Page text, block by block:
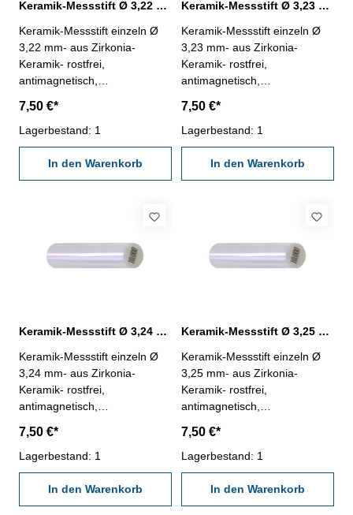
Keramik-Messstift Ø 3,22 mm ± 0,0015 mm
Keramik-Messstift einzeln Ø
3,22 mm- aus Zirkonia-
Keramik- rostfrei,
antimagnetisch,
1250- Werkstatt-Ausführung-
Länge 50 mm- Genauigkeit <
± 0,0015 mm- in Kunststoff-
7,50 €*
Lagerbestand: 1
In den Warenkorb
Keramik-Messstift Ø 3,23 mm ± 0,0015 mm
Keramik-Messstift einzeln Ø
3,23 mm- aus Zirkonia-
Keramik- rostfrei,
antimagnetisch,
1250- Werkstatt-Ausführung-
Länge 50 mm- Genauigkeit <
± 0,0015 mm- in Kunststoff-
7,50 €*
Lagerbestand: 1
In den Warenkorb
Keramik-Messstift Ø 3,24 mm ± 0,0015 mm
Keramik-Messstift einzeln Ø
3,24 mm- aus Zirkonia-
Keramik- rostfrei,
antimagnetisch,
1250- Werkstatt-Ausführung-
Länge 50 mm- Genauigkeit <
± 0,0015 mm- in Kunststoff-
7,50 €*
Lagerbestand: 1
In den Warenkorb
Keramik-Messstift Ø 3,25 mm ± 0,0015 mm
Keramik-Messstift einzeln Ø
3,25 mm- aus Zirkonia-
Keramik- rostfrei,
antimagnetisch,
1250- Werkstatt-Ausführung-
Länge 50 mm- Genauigkeit <
± 0,0015 mm- in Kunststoff-
7,50 €*
Lagerbestand: 1
In den Warenkorb